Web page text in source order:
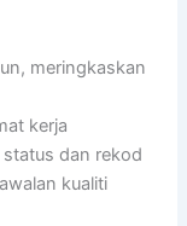
meringkaskan
kerja
dan rekod
kualiti